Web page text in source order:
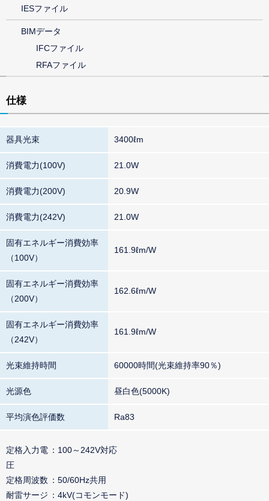
IESファイル
BIMデータ
IFCファイル
RFAファイル
仕様
器具光束 3400ℓm
消費電力(100V) 21.0W
消費電力(200V) 20.9W
消費電力(242V) 21.0W
固有エネルギー消費効率
（100V）
161.9ℓm/W
固有エネルギー消費効率
（200V）
162.6ℓm/W
固有エネルギー消費効率
（242V）
161.9ℓm/W
光束維持時間 60000時間(光束維持率90％)
光源色 昼白色(5000K)
平均演色評価数 Ra83
定格入力電
圧
100～242V対応
定格周波数
50/60Hz共用
耐雷サージ
4kV(コモンモード)